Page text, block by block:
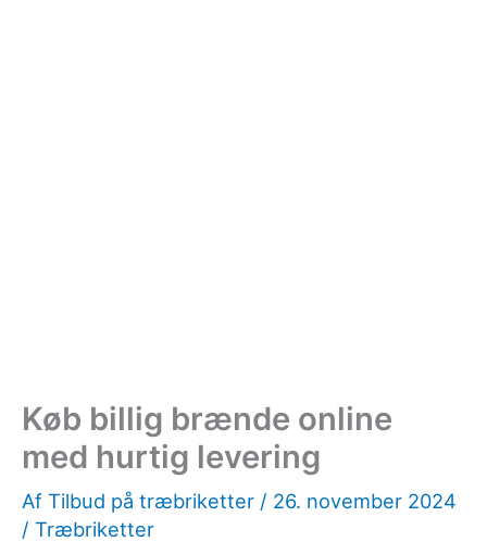
Køb billig brænde online
med hurtig levering
Af Tilbud på træbriketter / 26. november 2024
/ Træbriketter